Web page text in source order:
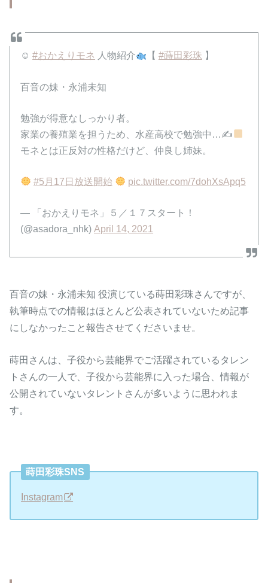
☺#おかえりモネ 人物紹介 【 #蒔田彩珠 】
百音の妹・永浦未知
勉強が得意なしっかり者。
家業の養殖業を担うため、水産高校で勉強中…✍
モネとは正反対の性格だけど、仲良し姉妹。
#5月17日放送開始 pic.twitter.com/7dohXsApq5
— 「おかえりモネ」５／１７スタート！
(@asadora_nhk)April 14, 2021
百音の妹・永浦未知 役演じている蒔田彩珠さんですが、
執筆時点での情報はほとんど公表されていないため記事
にしなかったこと報告させてくださいませ。
蒔田さんは、子役から芸能界でご活躍されているタレン
トさんの一人で、子役から芸能界に入った場合、情報が
公開されていないタレントさんが多いように思われま
す。
蒔田彩珠SNS
Instagram